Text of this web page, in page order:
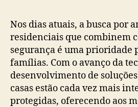
Nos dias atuais, a busca por
residenciais que combinem
segurança é uma prioridade
famílias. Com o avanço da
desenvolvimento de
casas estão cada vez mais
protegidas, oferecendo aos